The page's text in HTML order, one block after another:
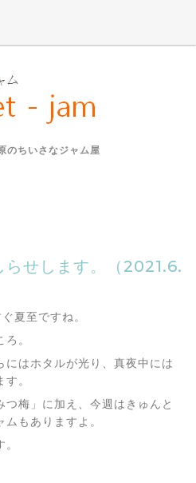
のちいさなジャム屋
らせします。（2021.6.
夏至ですね。
。
にはホタルが光り、真夜中には
。
梅」に加え、今週はきゅんと
もありますよ。